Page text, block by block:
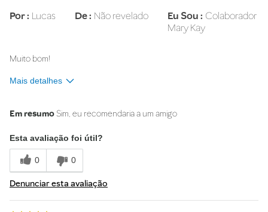
Por Lucas De Não revelado Eu Sou
Colaborador
Mary Kay
Muito bom!
Mais detalhes
esse produto?
Em resumoSim, eu recomendaria a um amigo
Esta avaliação foi útil?
0 0
Denunciar esta avaliação